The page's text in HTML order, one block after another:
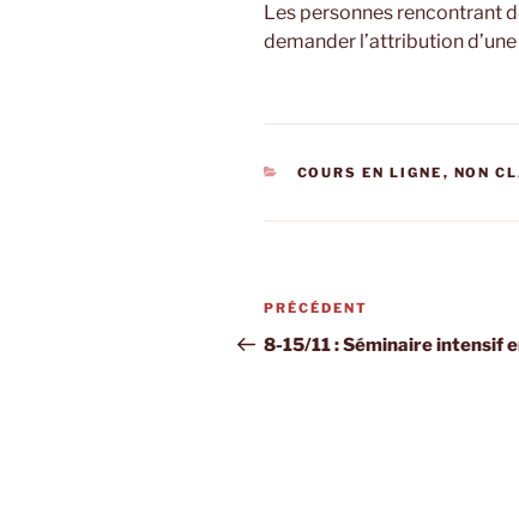
Les personnes rencontrant
demander l’attribution
CATÉGORIES
COURS EN LIGNE , NON
Navigation
de
Article
précédent
PRÉCÉDENT
8-15/11 : Séminaire intensif